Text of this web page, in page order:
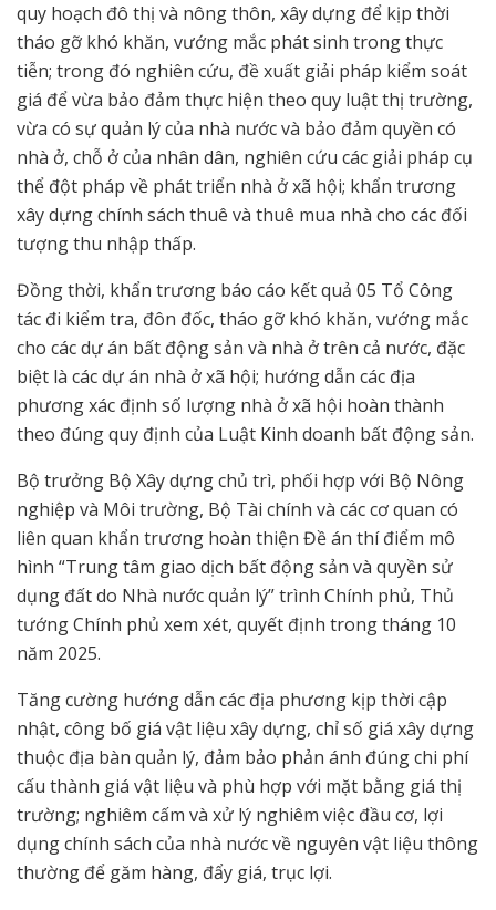
quy hoạch đô thị và nông thôn, xây dựng để kịp thời
tháo gỡ khó khăn, vướng mắc phát sinh trong thực
tiễn; trong đó nghiên cứu, đề xuất giải pháp kiểm soát
giá để vừa bảo đảm thực hiện theo quy luật thị trường,
vừa có sự quản lý của nhà nước và bảo đảm quyền có
nhà ở, chỗ ở của nhân dân, nghiên cứu các giải pháp cụ
thể đột pháp về phát triển nhà ở xã hội; khẩn trương
xây dựng chính sách thuê và thuê mua nhà cho các đối
tượng thu nhập thấp.
Đồng thời, khẩn trương báo cáo kết quả 05 Tổ Công
tác đi kiểm tra, đôn đốc, tháo gỡ khó khăn, vướng mắc
cho các dự án bất động sản và nhà ở trên cả nước, đặc
biệt là các dự án nhà ở xã hội; hướng dẫn các địa
phương xác định số lượng nhà ở xã hội hoàn thành
theo đúng quy định của Luật Kinh doanh bất động sản.
Bộ trưởng Bộ Xây dựng chủ trì, phối hợp với Bộ Nông
nghiệp và Môi trường, Bộ Tài chính và các cơ quan có
liên quan khẩn trương hoàn thiện Đề án thí điểm mô
hình “Trung tâm giao dịch bất động sản và quyền sử
dụng đất do Nhà nước quản lý” trình Chính phủ, Thủ
tướng Chính phủ xem xét, quyết định trong tháng 10
năm 2025.
Tăng cường hướng dẫn các địa phương kịp thời cập
nhật, công bố giá vật liệu xây dựng, chỉ số giá xây dựng
thuộc địa bàn quản lý, đảm bảo phản ánh đúng chi phí
cấu thành giá vật liệu và phù hợp với mặt bằng giá thị
trường; nghiêm cấm và xử lý nghiêm việc đầu cơ, lợi
dụng chính sách của nhà nước về nguyên vật liệu thông
thường để găm hàng, đẩy giá, trục lợi.